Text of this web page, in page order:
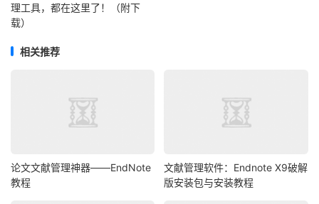
理工具，都在这里了！（附下
载）
相关推荐
论文文献管理神器——EndNote
教程
文献管理软件：Endnote X9破解
版安装包与安装教程